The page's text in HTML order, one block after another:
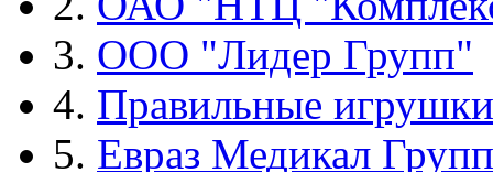
3. ООО "Лидер Групп"
4. Правильные игрушки
5. Евраз Медикал Групп